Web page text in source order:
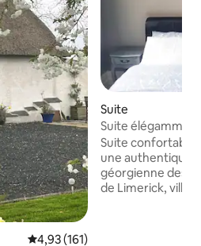
Évaluation moyenne sur la
4,93 (161)
Suite
Suite
Limerick
Suite confortable
une authentique
géorgienne des
de Limerick, ville